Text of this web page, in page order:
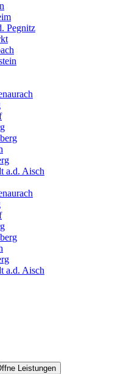
Pegnitz
a.d. Aisch
a.d. Aisch
Leistungen